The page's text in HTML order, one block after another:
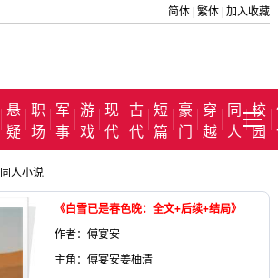
简体 |繁体 |加入收藏
悬
疑
职
场
军
事
游
戏
现
代
古
代
短
篇
豪
门
穿
越
同
人
校
园
同人小说
《白雪已是春色晚：全文+后续+结局》
作者：傅宴安
主角：傅宴安姜柚清